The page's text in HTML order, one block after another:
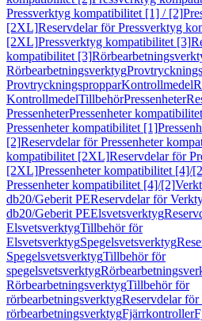
Pressverktyg kompatibilitet [1] / [2]
[2XL]Reservdelar för Pressverktyg
[2XL]Pressverktyg kompatibilitet [3]
kompatibilitet [3]
Rörbearbetningsverktyg
ProvtryckningspropparKontrollmedel
KontrollmedelTillbehörPressenheter
PressenheterPressenheter
Pressenheter kompatibilitet [1]
[2]Reservdelar för Pressenheter
kompatibilitet [2XL]Reservdelar för
[2XL]Pressenheter kompatibilitet [4]/
Pressenheter kompatibilitet [4]/[2]
db20/Geberit PEReservdelar för
db20/Geberit PEElsvetsverktyg
ElsvetsverktygTillbehör för
ElsvetsverktygSpegelsvetsverktyg
SpegelsvetsverktygTillbehör för
spegelsvetsverktyg
RörbearbetningsverktygTillbehör för
rörbearbetningsverktygReservdelar
rörbearbetningsverktygFjärrkontroller